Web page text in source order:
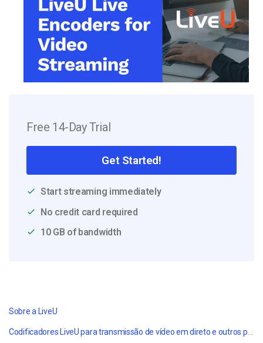
Free 14-Day Trial
Get Started!
Start streaming immediately
No credit card required
10 GB of bandwidth
Sobre a LiveU